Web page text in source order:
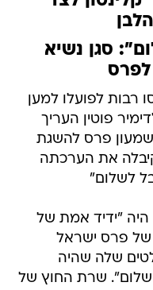
סגן נשיא
רבות לפועלו למען
פוטין העריך
פרס להשגת
את הערכתה
לשלום"
היה "ידיד אמת של
של פרס ישראל
שלה שהיה
שרת החוץ של